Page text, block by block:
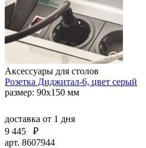
Аксессуары для столов
Розетка Диджитал-6, цвет серый
размер: 90х150 мм
доставка от 1 дня
9 445
₽
арт. 8607944